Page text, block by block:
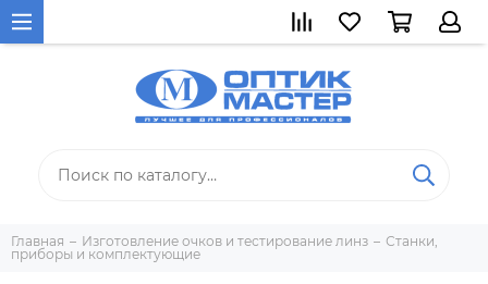
Главная Изготовление очков и тестирование линз
Станки,
приборы и комплектующие